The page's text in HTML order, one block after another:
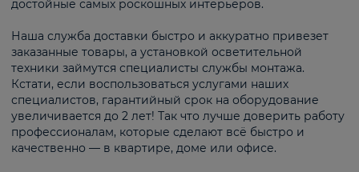
достойные самых роскошных интерьеров.
Наша служба доставки быстро и аккуратно привезет
заказанные товары, а установкой осветительной
техники займутся специалисты службы монтажа.
Кстати, если воспользоваться услугами наших
специалистов, гарантийный срок на оборудование
увеличивается до 2 лет! Так что лучше доверить работу
профессионалам, которые сделают всё быстро и
качественно — в квартире, доме или офисе.